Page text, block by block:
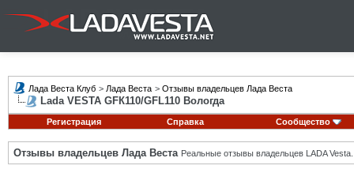
Лада Веста Клуб > Лада Веста > Отзывы владельцев Лада Веста
Lada VESTA GFК110/GFL110 Вологда
Регистрация Справка Сообщество
Отзывы владельцев Лада Веста Реальные отзывы владельцев LADA Vesta.